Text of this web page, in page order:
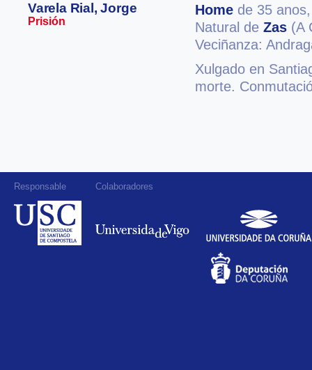
Varela Rial, Jorge
Prisión
Home de 35
Natural de Zas (A
Veciñanza:
Xulgado en
morte.
Responsable Colaboradores